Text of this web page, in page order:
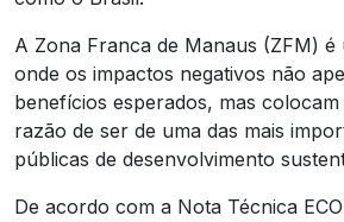
A Zona Franca de Manaus (ZFM) é
onde os impactos negativos não
benefícios esperados, mas
razão de ser de uma das mais
públicas de desenvolvimento
De acordo com a Nota Técnica